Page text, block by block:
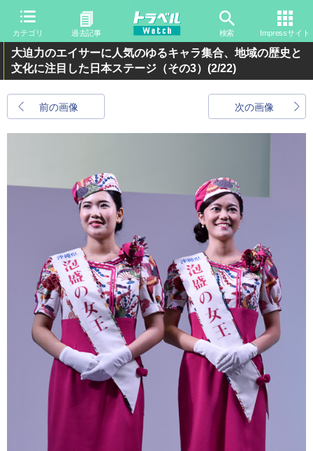
カテゴリ 過去記事 検索 Impressサイト
大迫力のエイサーに人気のゆるキャラ集合、地域の歴史と
文化に注目した日本ステージ（その3） (2/22)
前の画像 次の画像